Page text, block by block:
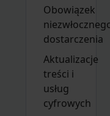
Obowiązek
dostarczenia
Aktualizacje
treści i
usług
cyfrowych